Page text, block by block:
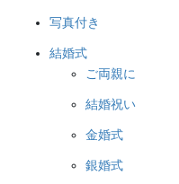
写真付き
結婚式
ご両親に
結婚祝い
金婚式
銀婚式